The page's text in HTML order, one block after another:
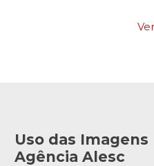
Uso das
Agência Alesc